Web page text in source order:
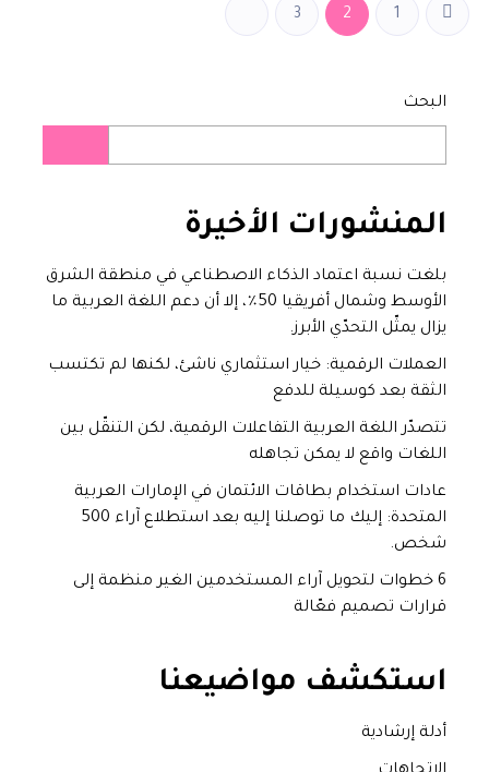
1
2
3
البحث
المنشورات الأخيرة
بلغت نسبة اعتماد الذكاء الاصطناعي في منطقة الشرق
الأوسط وشمال أفريقيا 50٪، إلا أن دعم اللغة العربية ما
يزال يمثّل التحدّي الأبرز.
العملات الرقمية: خيار استثماري ناشئ، لكنها لم تكتسب
الثقة بعد كوسيلة للدفع
تتصدّر اللغة العربية التفاعلات الرقمية، لكن التنقّل بين
اللغات واقع لا يمكن تجاهله
عادات استخدام بطاقات الائتمان في الإمارات العربية
المتحدة: إليك ما توصلنا إليه بعد استطلاع آراء 500
شخص.
6 خطوات لتحويل آراء المستخدمين الغير منظمة إلى
قرارات تصميم فعّالة
استكشف مواضيعنا
أدلة إرشادية